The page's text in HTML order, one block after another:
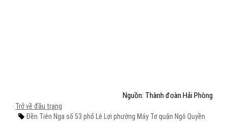
Nguồn: Thành đoàn Hải Phòng
Trở về đầu trang
Đền Tiên Nga số 53 phố Lê Lợi phường Máy Tơquận Ngô Quyền